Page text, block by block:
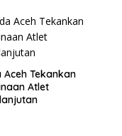
Aceh Tekankan
Atlet